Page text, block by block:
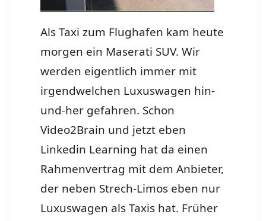
Als Taxi zum Flughafen kam heute
morgen ein Maserati SUV. Wir
werden eigentlich immer mit
irgendwelchen Luxuswagen hin-
und-her gefahren. Schon
Video2Brain und jetzt eben
Linkedin Learning hat da einen
Rahmenvertrag mit dem Anbieter,
der neben Strech-Limos eben nur
Luxuswagen als Taxis hat. Früher